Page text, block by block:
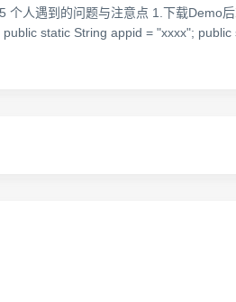
人遇到的问题与注意点 1.下载Demo
static String appid = "xxxx"; public